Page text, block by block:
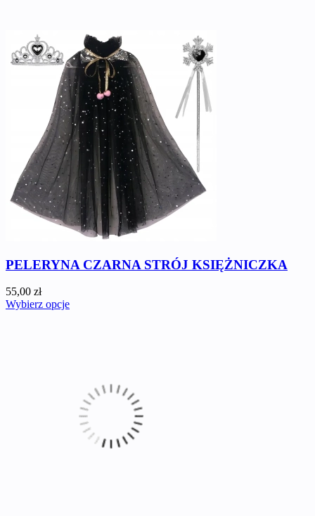
PELERYNA CZARNA STRÓJ KSIĘŻNICZKA
55,00 zł
Wybierz opcje